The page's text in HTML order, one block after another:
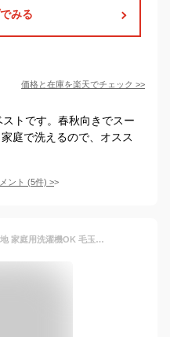
みる
価格と在庫を楽天でチェック >>
トです。春秋向きでスー
庭で洗えるので、オスス
ント (5件) >
日本製 ニット ベスト S〜3L 無地 家庭用洗濯機OK 毛玉防止加工 ビジネス Vネック メンズ チョッキ 洗える 通勤 通学 前開き ボタン ウール混 秋 冬 春 夏 ウォッシャブル 定番 父の日 誕生日 プレゼント 赤 大きいサイズ ジレ 防寒 黒 厚手 還暦 仕事 ゴルフ